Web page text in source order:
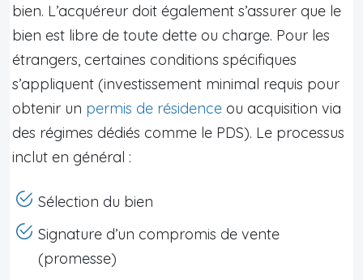
bien. L’acquéreur doit également s’assurer que le
bien est libre de toute dette ou charge. Pour les
étrangers, certaines conditions spécifiques
s’appliquent (investissement minimal requis pour
obtenir un permis de résidence ou acquisition via
des régimes dédiés comme le PDS). Le processus
inclut en général :
Sélection du bien
Signature d’un compromis de vente
(promesse)